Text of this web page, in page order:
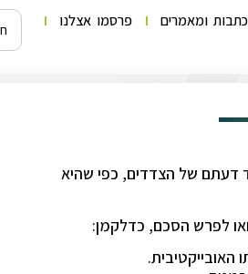
כתבות ומאמרים
פרסמו אצלנו
"חוזה יפורש לפי אומד דעתם של הצדדים, כפי שהיא
לפרש הסכם, כדלקמן: